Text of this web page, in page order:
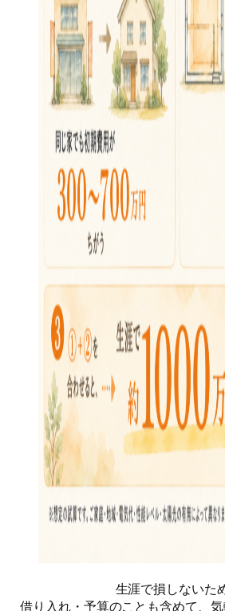
生涯で損しないた
借り入れ・予算のことも含めて、気